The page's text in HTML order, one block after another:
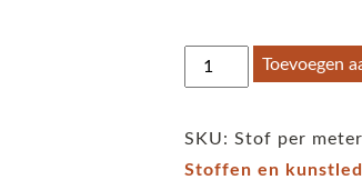
Stof
per
Toevoegen
SKU:Stof per
Stoffen en